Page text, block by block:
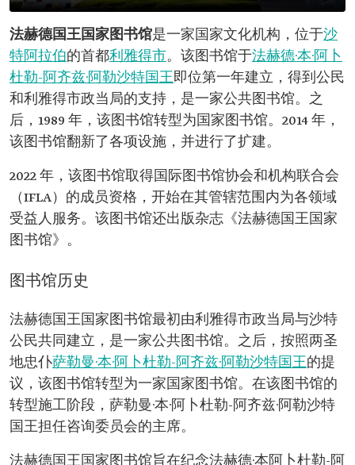
法赫德国王国家图书馆是一家国家文化机构，位于沙
特阿拉伯的首都利雅得市。该图书馆于法赫德·本·阿卜
杜勒-阿齐兹·阿勒沙特国王即位第一年建立，得到公民
和利雅得市政当局的支持，是一家公共图书馆。之
后，1989 年，该图书馆转型为国家图书馆。2014 年，
该图书馆翻新了各项设施，并进行了扩建。
2022 年，该图书馆取得国际图书馆协会和机构联合会
（IFLA）的成员资格，开始在其管辖范围内为各领域
受益人服务。该图书馆还出版杂志《法赫德国王国家
图书馆》。
图书馆历史
法赫德国王国家图书馆最初由利雅得市政当局与沙特
公民共同建立，是一家公共图书馆。之后，按照两圣
地忠仆萨勒曼·本·阿卜杜勒-阿齐兹·阿勒沙特国王的提
议，该图书馆转型为一家国家图书馆。在该图书馆的
转型施工阶段，萨勒曼·本·阿卜杜勒-阿齐兹·阿勒沙特
国王担任咨询委员会的主席。
法赫德国王国家图书馆旨在纪念法赫德·本阿卜杜勒-阿